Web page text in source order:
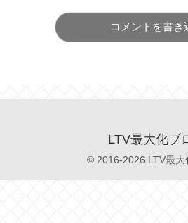
コメントを書き
LTV最大化ブ
© 2016-2026 LTV最大